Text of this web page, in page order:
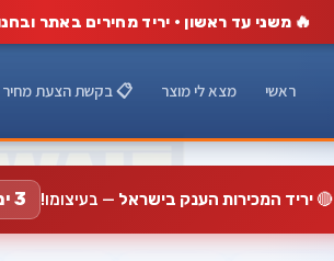
🔥 משני עד ראשון · יריד מחירים באתר
ראשי מצא לי מוצר 📋 בקשת הצעת מחיר
🔴יריד המכירות הענק בישראל — בעיצומו! 3 ימים